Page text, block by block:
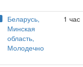
Беларусь,
Минская
область,
Молодечно
1 час